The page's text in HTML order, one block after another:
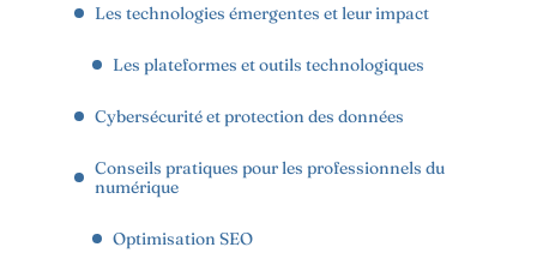
Les technologies émergentes et leur impact
Les plateformes et outils technologiques
Cybersécurité et protection des données
Conseils pratiques pour les professionnels du
numérique
Optimisation SEO